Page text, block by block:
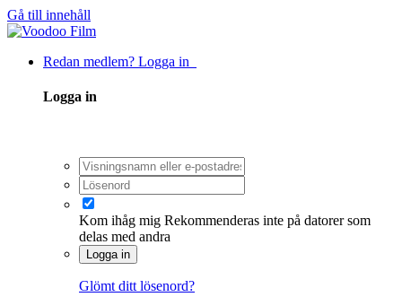
Gå till innehåll
Redan medlem? Logga in
Logga in
Kom ihåg mig Rekommenderas inte på datorer som
delas med andra
Logga in
Glömt ditt lösenord?